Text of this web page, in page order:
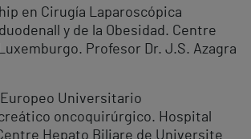
en Cirugía Laparoscópica
y de la Obesidad. Centre
Profesor Dr. J.S. Azagra
Europeo Universitario
oncoquirúrgico. Hospital